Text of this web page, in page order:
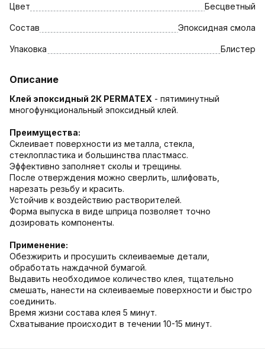
Цвет Бесцветный
Состав Эпоксидная смола
Упаковка Блистер
Описание
Клей эпоксидный 2К PERMATEX - пятиминутный
многофункциональный эпоксидный клей.
Преимущества:
Склеивает поверхности из металла, стекла,
стеклопластика и большинства пластмасс.
Эффективно заполняет сколы и трещины.
После отверждения можно сверлить, шлифовать,
нарезать резьбу и красить.
Устойчив к воздействию растворителей.
Форма выпуска в виде шприца позволяет точно
дозировать компоненты.
Применение:
Обезжирить и просушить склеиваемые детали,
обработать наждачной бумагой.
Выдавить необходимое количество клея, тщательно
смешать, нанести на склеиваемые поверхности и быстро
соединить.
Время жизни состава клея 5 минут.
Схватывание происходит в течении 10-15 минут.